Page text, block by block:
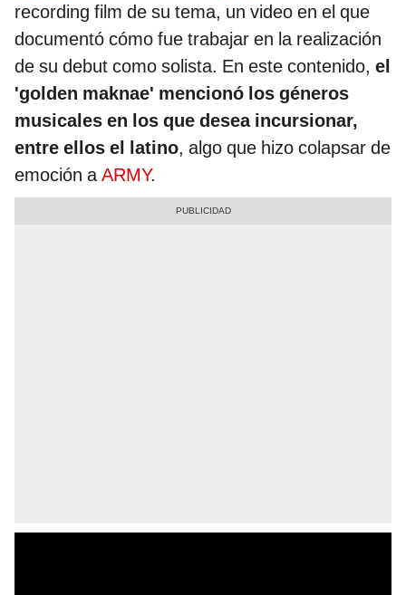
recording film de su tema, un video en el que
documentó cómo fue trabajar en la realización
de su debut como solista. En este contenido, el
'golden maknae' mencionó los géneros
musicales en los que desea incursionar,
entre ellos el latino, algo que hizo colapsar de
emoción aARMY.